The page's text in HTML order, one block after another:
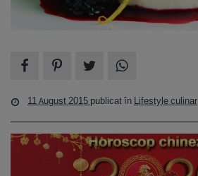
11 August 2015 publicat în Lifestyle culinar